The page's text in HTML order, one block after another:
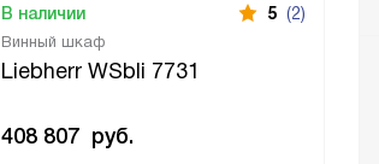
Винный шкаф
Liebherr WSbli 7731
В наличии 5 (2)
408 807 руб.